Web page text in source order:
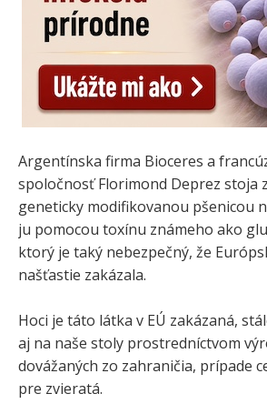
Argentínska firma Bioceres a
spoločnosť Florimond Deprez stoja
geneticky modifikovanou pšenicou
ju pomocou toxínu známeho ako
ktorý je taký nebezpečný, že
našťastie zakázala.
Hoci je táto látka v EÚ zakázaná,
aj na naše stoly prostredníctvom
dovážaných zo zahraničia, prípade
pre zvieratá.